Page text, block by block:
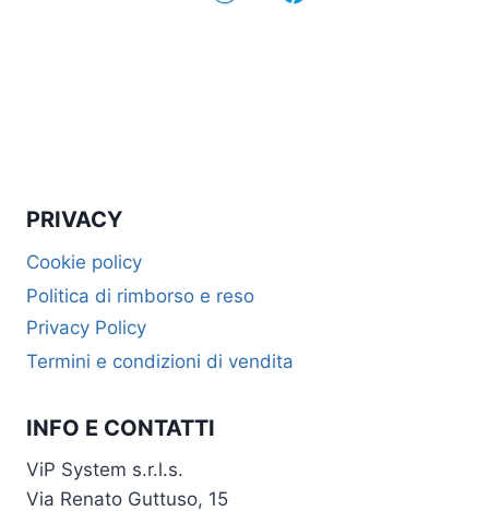
PRIVACY
Cookie policy
Politica di rimborso e reso
Privacy Policy
Termini e condizioni di vendita
INFO E CONTATTI
ViP System s.r.l.s.
Via Renato Guttuso, 15